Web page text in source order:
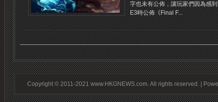
字也未有公佈，讓玩家們因為感
E3時公佈《Final F...
Copyright © 2011-2021 www.HKGNEWS.com. All rights reserved. |